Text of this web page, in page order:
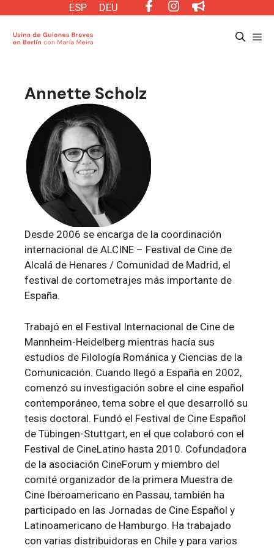
contenido
ESP DEU
Annette Scholz
Desde 2006 se encarga de la coordinación
internacional de ALCINE – Festival de Cine de
Alcalá de Henares / Comunidad de Madrid, el
festival de cortometrajes más importante de
España.
Trabajó en el Festival Internacional de Cine de
Mannheim-Heidelberg mientras hacía sus
estudios de Filología Románica y Ciencias de la
Comunicación. Cuando llegó a España en 2002,
comenzó su investigación sobre el cine español
contemporáneo, tema sobre el que desarrolló su
tesis doctoral. Fundó el Festival de Cine Español
de Tübingen-Stuttgart, en el que colaboró con el
Festival de CineLatino hasta 2010. Cofundadora
de la asociación CineForum y miembro del
comité organizador de la primera Muestra de
Cine Iberoamericano en Passau, también ha
participado en las Jornadas de Cine Español y
Latinoamericano de Hamburgo. Ha trabajado
con varias distribuidoras en Chile y para varios